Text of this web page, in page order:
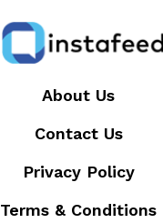
About Us
Contact Us
Privacy Policy
Terms & Conditions